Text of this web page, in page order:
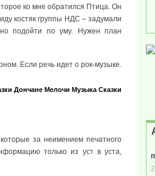
ко мне обратился Птица. Он
костяк группы НДС – задумали
подойти по уму. Нужен план
Если речь идет о рок-музыке.
Дончане Мелочи Музыка Сказки
за неимением печатного
только из уст в уста,